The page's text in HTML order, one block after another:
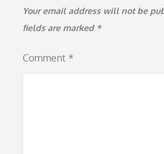
Your email address will not be
fields are marked *
Comment *